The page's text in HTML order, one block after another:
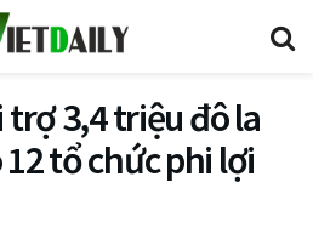
3,4 triệu đô la
tổ chức phi lợi